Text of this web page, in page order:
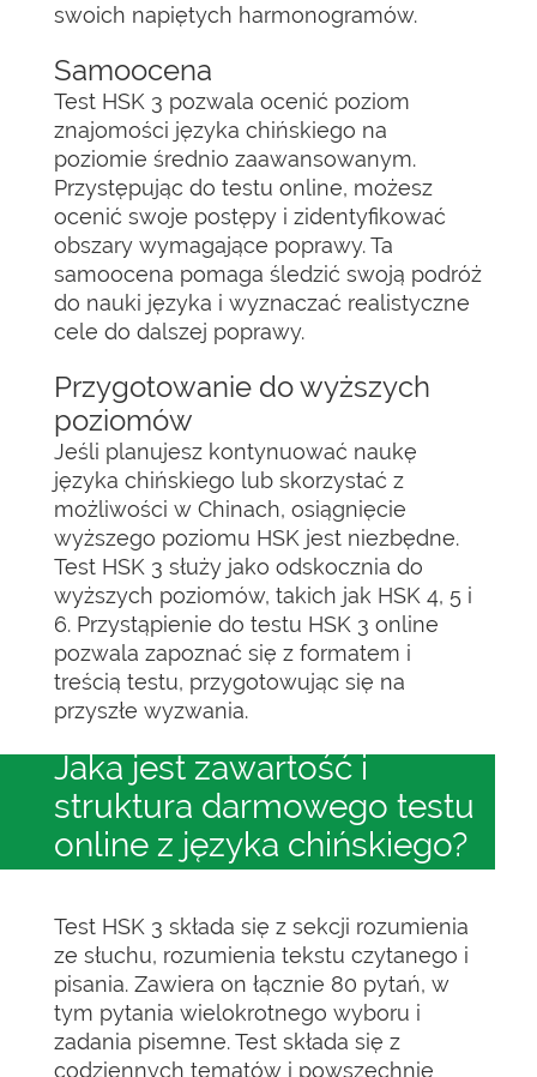
swoich napiętych harmonogramów.
Samoocena
Test HSK 3 pozwala ocenić poziom
znajomości języka chińskiego na
poziomie średnio zaawansowanym.
Przystępując do testu online, możesz
ocenić swoje postępy i zidentyfikować
obszary wymagające poprawy. Ta
samoocena pomaga śledzić swoją podróż
do nauki języka i wyznaczać realistyczne
cele do dalszej poprawy.
Przygotowanie do wyższych
poziomów
Jeśli planujesz kontynuować naukę
języka chińskiego lub skorzystać z
możliwości w Chinach, osiągnięcie
wyższego poziomu HSK jest niezbędne.
Test HSK 3 służy jako odskocznia do
wyższych poziomów, takich jak HSK 4, 5 i
6. Przystąpienie do testu HSK 3 online
pozwala zapoznać się z formatem i
treścią testu, przygotowując się na
przyszłe wyzwania.
Jaka jest zawartość i
struktura darmowego testu
online z języka chińskiego?
Test HSK 3 składa się z sekcji rozumienia
ze słuchu, rozumienia tekstu czytanego i
pisania. Zawiera on łącznie 80 pytań, w
tym pytania wielokrotnego wyboru i
zadania pisemne. Test składa się z
codziennych tematów i powszechnie